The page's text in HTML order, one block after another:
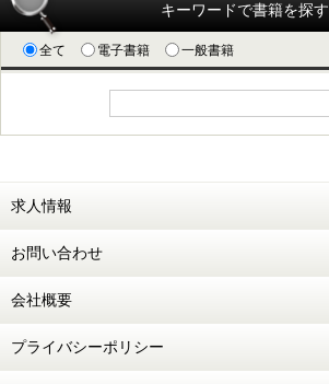
キーワードで書籍を探す
全て 電子書籍 一般書籍
求人情報
お問い合わせ
会社概要
プライバシーポリシー